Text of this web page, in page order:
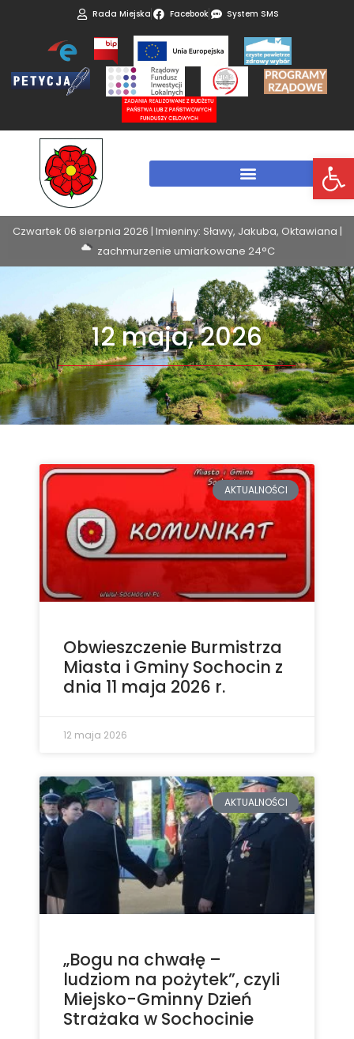
Rada Miejska Facebook System SMS
Czwartek 06 sierpnia 2026 | Imieniny: Sławy, Jakuba, Oktawiana |
zachmurzenie umiarkowane 24°C
12 maja, 2026
AKTUALNOŚCI
Obwieszczenie Burmistrza
Miasta i Gminy Sochocin z
dnia 11 maja 2026 r.
12 maja 2026
AKTUALNOŚCI
„Bogu na chwałę –
ludziom na pożytek”, czyli
Miejsko-Gminny Dzień
Strażaka w Sochocinie